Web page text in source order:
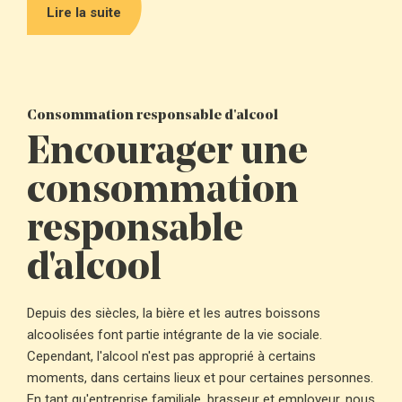
Lire la suite
Consommation responsable d'alcool
Encourager une
consommation
responsable
d'alcool
Depuis des siècles, la bière et les autres boissons
alcoolisées font partie intégrante de la vie sociale.
Cependant, l'alcool n'est pas approprié à certains
moments, dans certains lieux et pour certaines personnes.